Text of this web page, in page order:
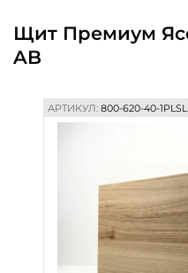
Блог
Контакты
Щит Премиум
AB
АРТИКУЛ:800-620-40-1PLSL